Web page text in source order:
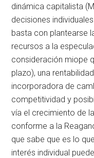
dinámica capitalista
decisiones
basta con plantearse
recursos a la
consideración miope
plazo), una
incorporadora de
competitividad y
vía el crecimiento de
conforme a la
que sabe que es lo
interés individual